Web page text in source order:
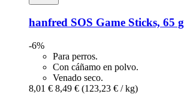
hanfred SOS Game Sticks, 65 g
-6%
Para perros.
Con cáñamo en polvo.
Venado seco.
8,01 € 8,49 € (123,23 € / kg)